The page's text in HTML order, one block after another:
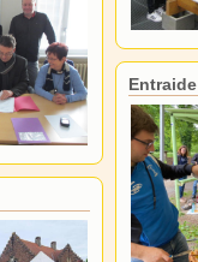
Entraide